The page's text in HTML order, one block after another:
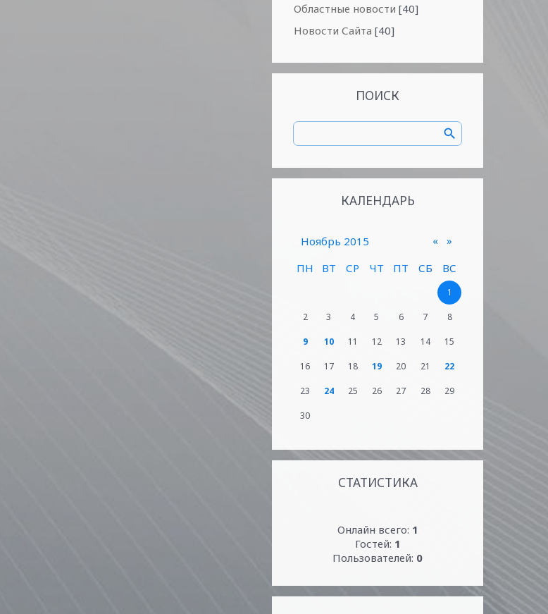
Областные новости [40]
Новости Сайта [40]
ПОИСК
КАЛЕНДАРЬ
«
Ноябрь 2015
»
ПН
ВТ СР ЧТ ПТ СБ ВС
1
2 3 4 5 6 7 8
9 10 11 12 13 14 15
16 17 18 19 20 21 22
23 24 25 26 27 28 29
30
СТАТИСТИКА
Онлайн всего: 1
Гостей: 1
Пользователей: 0